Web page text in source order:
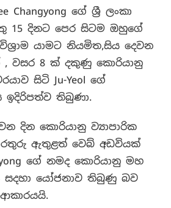
ගේ ශ්‍රී ලංකා
15 දිනට පෙර සිටම ඔහුගේ
යාමට නියමිත,සිය දෙවන
, වසර 8 ක් දකුණු කොරියානු
සිටි Ju-Yeol ගේ
ඉදිරිපත්ව තිබුණා.
දින කොරියානු ව්‍යාපාරික
ඇතුළත් වෙබ් අඩවියක්
ගේ නමද කොරියානු මහ
සදහා යෝජනාව තිබුණු බව